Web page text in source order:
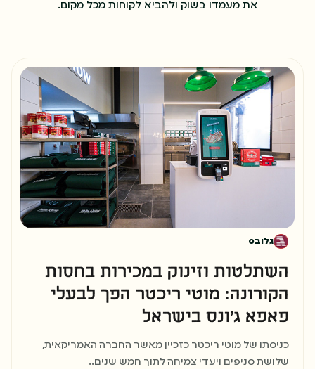
שלב 4
בחירת אזור ולוקיישן אסטרטגי
שלב 5
חתימה על הסכם זכיינות
את מעמדו בשוק ולהביא לקוחות מכל מקום.
גלובס
השתלטות וזינוק במכירות בחסות
הקורונה: מוטי ריכטר הפך לבעלי
פאפא ג’ונס בישראל
כניסתו של מוטי ריכטר כזכיין מאשר החברה האמריקאית,
שלושת סניפים ויעדי צמיחה לתוך חמש שנים..